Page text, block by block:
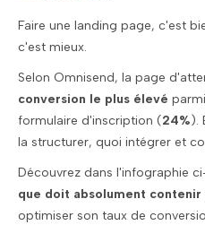
Faire une landing page, c'est
c'est mieux.
Selon Omnisend, la page
conversion le plus élevé
formulaire d'inscription (24%).
la structurer, quoi intégrer et
Découvrez dans l'infographie
que doit absolument
optimiser son taux de